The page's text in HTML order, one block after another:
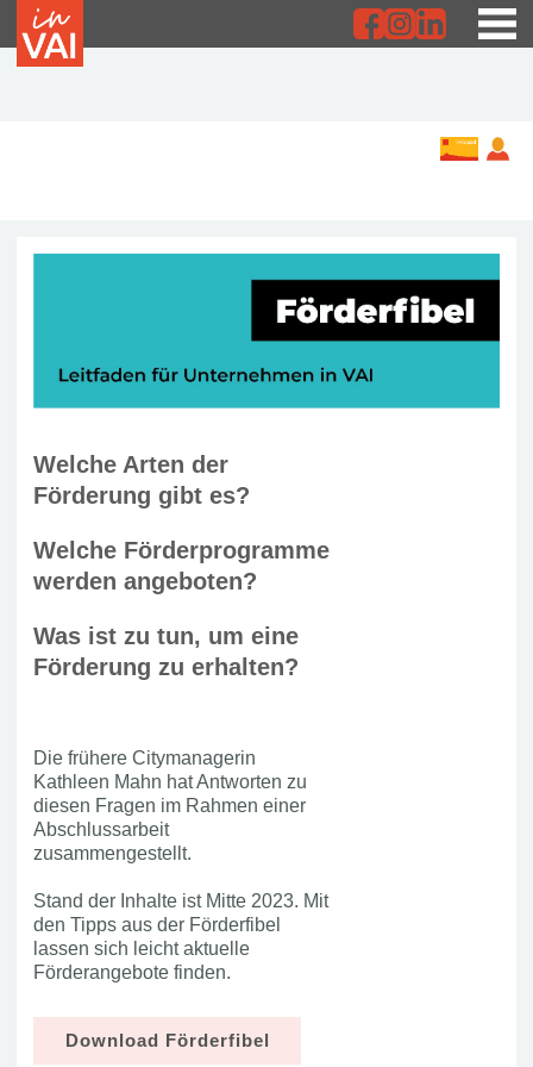
Welche Arten der
Förderung gibt es?
Welche Förderprogramme
werden angeboten?
Was ist zu tun, um eine
Förderung zu erhalten?
Die frühere Citymanagerin
Kathleen Mahn hat Antworten zu
diesen Fragen im Rahmen einer
Abschlussarbeit
zusammengestellt.
Stand der Inhalte ist Mitte 2023. Mit
den Tipps aus der Förderfibel
lassen sich leicht aktuelle
Förderangebote finden.
Download Förderfibel